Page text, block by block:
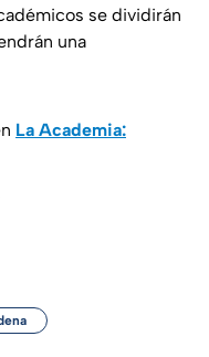
se dividirán
una
La Academia: